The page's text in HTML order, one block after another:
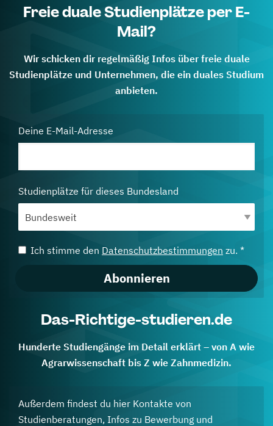
Freie duale Studienplätze per E-
Mail?
Wir schicken dir regelmäßig Infos über freie duale
Studienplätze und Unternehmen, die ein duales Studium
anbieten.
Deine E-Mail-Adresse
Studienplätze für dieses Bundesland
Ich stimme den Datenschutzbestimmungen zu. *
Abonnieren
Das-Richtige-studieren.de
Hunderte Studiengänge im Detail erklärt – von A wie
Agrarwissenschaft bis Z wie Zahnmedizin.
Außerdem findest du hier Kontakte von
Studienberatungen, Infos zu Bewerbung und